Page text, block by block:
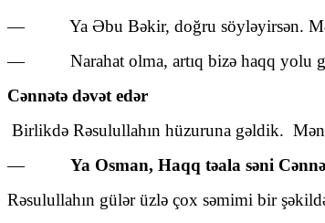
— Ya Əbu Bəkir, doğru söyləyirsən. Mən
— Narahat olma, artıq bizə haqq yolu
Cənnətə dəvət edər
Birlikdə Rəsulullahın hüzuruna gəldik.
— Ya Osman, Haqq təala səni
Rəsulullahın gülər üzlə çox səmimi bir